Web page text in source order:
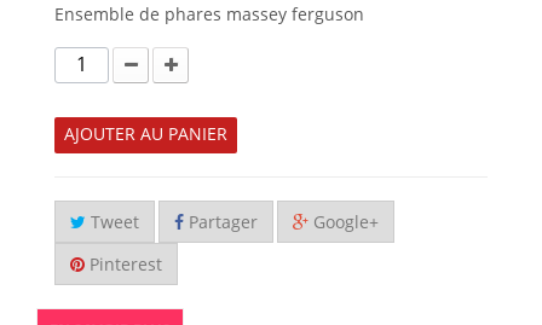
Ensemble de phares massey ferguson
AJOUTER AU PANIER
Tweet Partager Google+
Pinterest